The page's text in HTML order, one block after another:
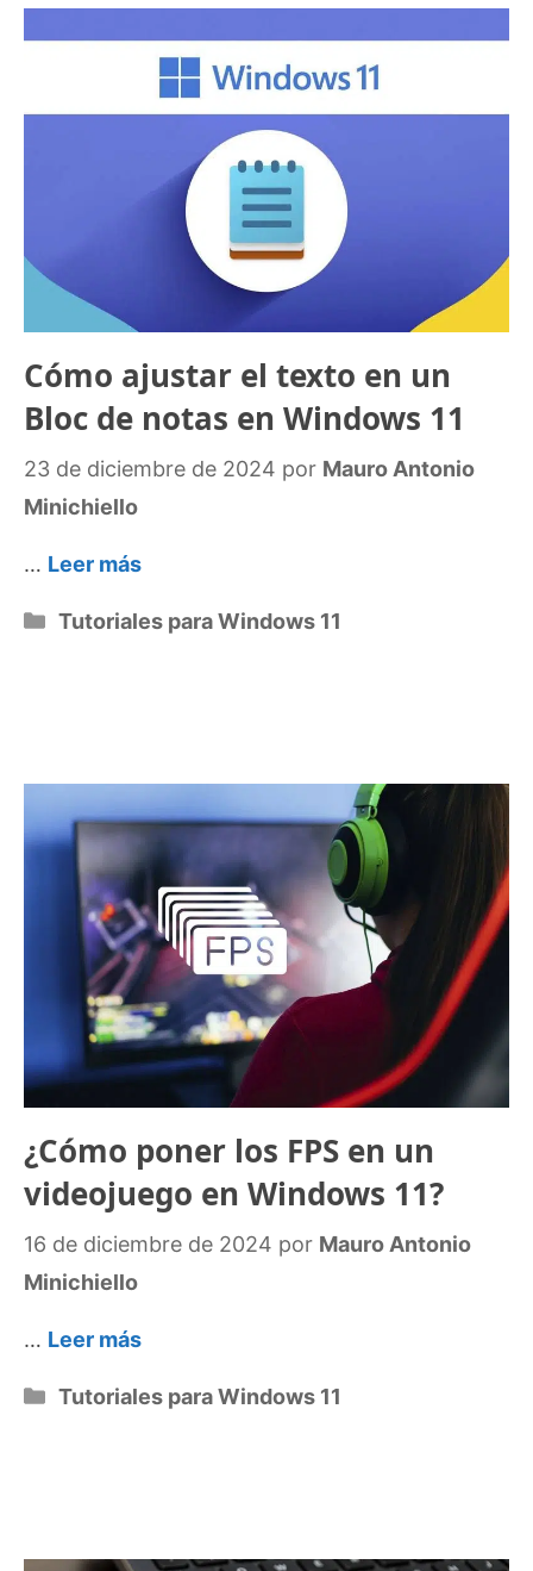
Cómo ajustar el texto en un
Bloc de notas en Windows 11
23 de diciembre de 2024 por Mauro Antonio
Minichiello
… Leer más
Categorías
Tutoriales para Windows 11
¿Cómo poner los FPS en un
videojuego en Windows 11?
16 de diciembre de 2024 por Mauro Antonio
Minichiello
… Leer más
Categorías
Tutoriales para Windows 11